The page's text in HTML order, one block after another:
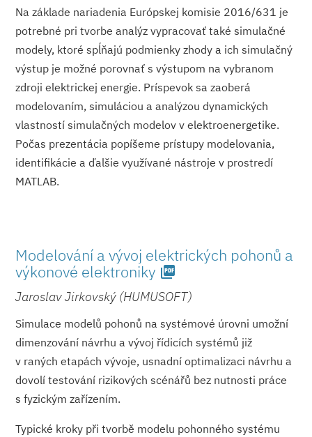
Na základe nariadenia Európskej komisie 2016/631 je
potrebné pri tvorbe analýz vypracovať také simulačné
modely, ktoré spĺňajú podmienky zhody a ich simulačný
výstup je možné porovnať s výstupom na vybranom
zdroji elektrickej energie. Príspevok sa zaoberá
modelovaním, simuláciou a analýzou dynamických
vlastností simulačných modelov v elektroener­getike.
Počas prezentácia popíšeme prístupy modelovania,
identifikácie a ďalšie využívané nástroje v prostredí
MATLAB.
Modelování a vývoj elektrických pohonů a
výkonové elektroniky picture_as_pdf
Jaroslav Jirkovský (HUMUSOFT)
Simulace modelů pohonů na systémové úrovni umožní
dimenzování návrhu a vývoj řídicích systémů již
v raných etapách vývoje, usnadní optimalizaci návrhu a
dovolí testování rizikových scénářů bez nutnosti práce
s fyzickým zařízením.
Typické kroky při tvorbě modelu pohonného systému